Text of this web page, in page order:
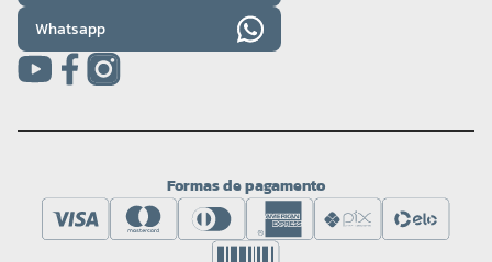
Whatsapp
Formas de pagamento